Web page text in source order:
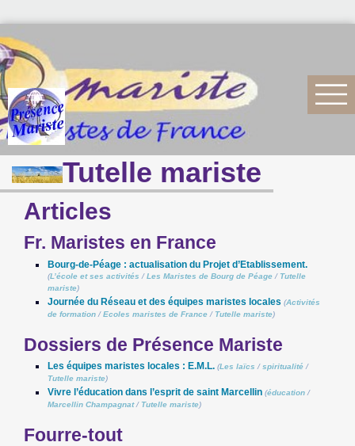
Tutelle mariste
Articles
Fr. Maristes en France
Bourg-de-Péage : actualisation du Projet d’Etablissement.
(L’école et ses activités /Les Maristes de Bourg de Péage / Tutelle
mariste)
Journée du Réseau et des équipes maristes locales (Activités
de formation /Ecoles maristes de France / Tutelle mariste)
Dossiers de Présence Mariste
Les équipes maristes locales : E.M.L. (Les laïcs /spiritualité /
Tutelle mariste)
Vivre l’éducation dans l’esprit de saint Marcellin (éducation /
Marcellin Champagnat/ Tutelle mariste)
Fourre-tout